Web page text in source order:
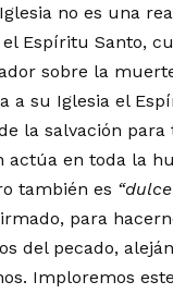
no es una
Espíritu Santo,
sobre la
a su Iglesia el
la salvación
actúa en toda la
también es “
para
del pecado,
Imploremos